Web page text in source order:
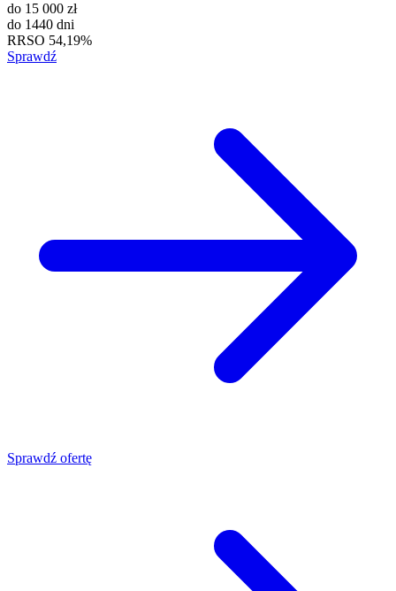
do 15 000 zł
do 1440 dni
RRSO 54,19%
Sprawdź
Sprawdź ofertę